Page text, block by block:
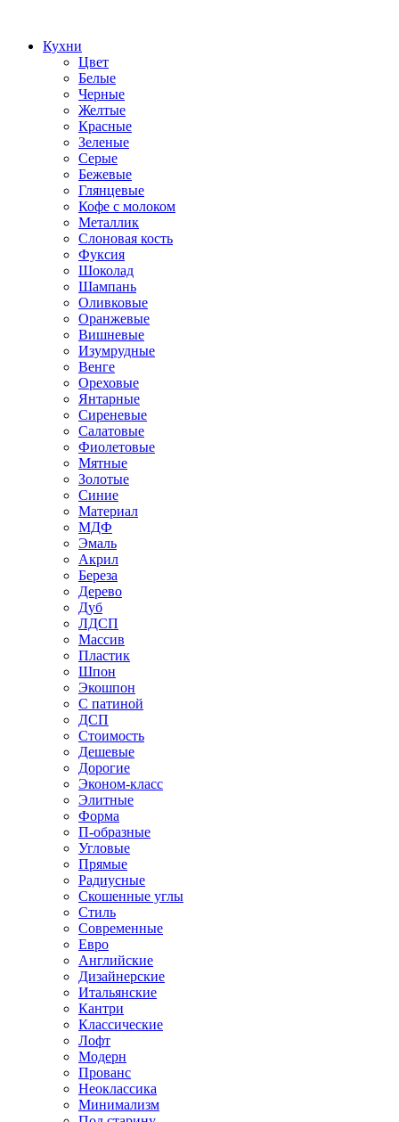
Кухни
Цвет
Белые
Черные
Желтые
Красные
Зеленые
Серые
Бежевые
Глянцевые
Кофе с молоком
Металлик
Слоновая кость
Фуксия
Шоколад
Шампань
Оливковые
Оранжевые
Вишневые
Изумрудные
Венге
Ореховые
Янтарные
Сиреневые
Салатовые
Фиолетовые
Мятные
Золотые
Синие
Материал
МДФ
Эмаль
Акрил
Береза
Дерево
Дуб
ЛДСП
Массив
Пластик
Шпон
Экошпон
С патиной
ДСП
Стоимость
Дешевые
Дорогие
Эконом-класс
Элитные
Форма
П-образные
Угловые
Прямые
Радиусные
Скошенные углы
Стиль
Современные
Евро
Английские
Дизайнерские
Итальянские
Кантри
Классические
Лофт
Модерн
Прованс
Неоклассика
Минимализм